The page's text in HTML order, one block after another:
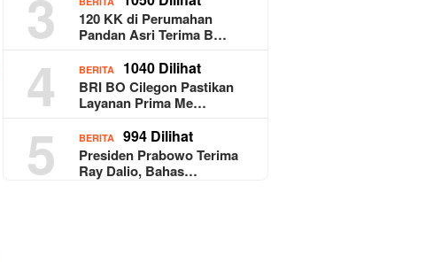
3
120 KK di Perumahan
Pandan Asri Terima B…
4 BERITA 1040 Dilihat
BRI BO Cilegon Pastikan
Layanan Prima Me…
5 BERITA 994 Dilihat
Presiden Prabowo Terima
Ray Dalio, Bahas…